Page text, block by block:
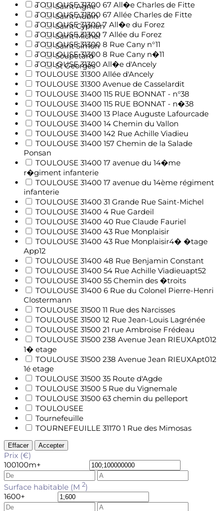
Saint Agne
Saint Aubin
Saint Cyprien
Saint Michel
Saint Simon
Soupetard
St Georges
TOULOUSE 31300 67 All�e Charles de Fitte
TOULOUSE 31300 67 Allée Charles de Fitte
TOULOUSE 31300 7 All�e du Forez
TOULOUSE 31300 7 Allée du Forez
TOULOUSE 31300 8 Rue Cany n°11
TOULOUSE 31300 8 Rue Cany n�11
TOULOUSE 31300 All�e d'Ancely
TOULOUSE 31300 Allée d'Ancely
TOULOUSE 31300 Avenue de Casselardit
TOULOUSE 31400 115 RUE BONNAT - n°38
TOULOUSE 31400 115 RUE BONNAT - n�38
TOULOUSE 31400 13 Place Auguste Lafourcade
TOULOUSE 31400 14 Chemin du Vallon
TOULOUSE 31400 142 Rue Achille Viadieu
TOULOUSE 31400 157 Chemin de la Salade
Ponsan
TOULOUSE 31400 17 avenue du 14�me
r�giment infanterie
TOULOUSE 31400 17 avenue du 14ème régiment
infanterie
TOULOUSE 31400 31 Grande Rue Saint-Michel
TOULOUSE 31400 4 Rue Gardeil
TOULOUSE 31400 40 Rue Claude Fauriel
TOULOUSE 31400 43 Rue Monplaisir
TOULOUSE 31400 43 Rue Monplaisir4� �tage
App12
TOULOUSE 31400 48 Rue Benjamin Constant
TOULOUSE 31400 54 Rue Achille Viadieuapt52
TOULOUSE 31400 55 Chemin des �troits
TOULOUSE 31400 6 Rue du Colonel Pierre-Henri
Clostermann
TOULOUSE 31500 11 Rue des Narcisses
TOULOUSE 31500 12 Rue Jean-Louis Lagrénée
TOULOUSE 31500 21 rue Ambroise Frédeau
TOULOUSE 31500 238 Avenue Jean RIEUXApt012
1� etage
TOULOUSE 31500 238 Avenue Jean RIEUXApt012
1é etage
TOULOUSE 31500 35 Route d'Agde
TOULOUSE 31500 5 Rue du Vignemale
TOULOUSE 31500 63 chemin du pelleport
TOULOUSEE
Tournefeuille
TOURNEFEUILLE 31170 1 Rue des Mimosas
Effacer Accepter
Prix (€)
100100m+
Surface habitable (M 2)
1600+